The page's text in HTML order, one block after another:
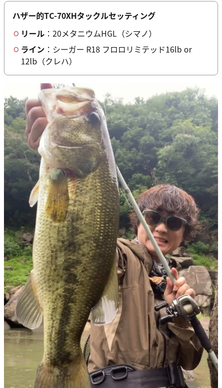
ハザー的TC-70XHタックルセッティング
リール ：20メタニウムHGL（シマノ）
ライン ：シーガー R18 フロロリミテッド16lb or
12lb（クレハ）